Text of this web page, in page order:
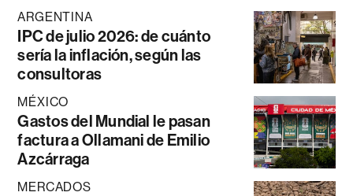
ARGENTINA
IPC de julio 2026: de cuánto
sería la inflación, según las
consultoras
MÉXICO
Gastos del Mundial le pasan
factura a Ollamani de Emilio
Azcárraga
MERCADOS